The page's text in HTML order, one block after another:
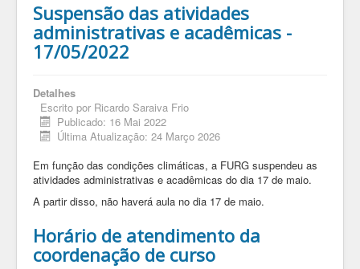
Suspensão das atividades
administrativas e acadêmicas -
17/05/2022
Detalhes
Escrito por Ricardo Saraiva Frio
Publicado: 16 Mai 2022
Última Atualização: 24 Março 2026
Em função das condições climáticas, a FURG suspendeu as
atividades administrativas e acadêmicas do dia 17 de maio.
A partir disso, não haverá aula no dia 17 de maio.
Horário de atendimento da
coordenação de curso